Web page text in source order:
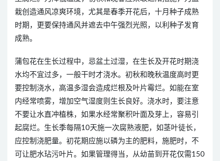
栽创造通风凉爽环境，尤其是春季开花后，十月种子成熟
时期，更要保持通风并遮去中午强烈光照，以利种子发育
成熟。
蒲包花在生长过程中，忌盆土过湿，在生长及开花时期浇
水均不宜过多，一般干时才浇水。初秋和晚秋温度高时更
要控制浇水，高温多湿会造成烂根及叶片霉烂。如能在室
内经常喷雾，增加空气湿度则生长良好。浇水时，要注意
不要让水直冲植株，如果水经常聚积叶面及芽上，容易引
起腐烂。生长季每隔10天施一次腐熟液肥，如茎叶徒长，
应控制浇肥量。初花期应施以磷为主的肥料，施肥时，不
可让肥水玷污叶片。如果管理得当，从幼苗到开花仅需150